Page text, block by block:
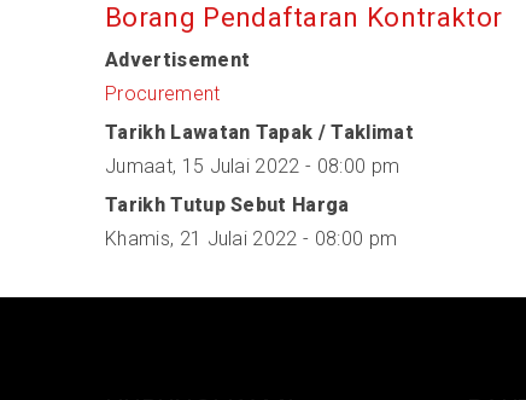
Borang Pendaftaran Kontraktor
Advertisement
Procurement
Tarikh Lawatan Tapak / Taklimat
Jumaat, 15 Julai 2022 - 08:00 pm
Tarikh Tutup Sebut Harga
Khamis, 21 Julai 2022 - 08:00 pm